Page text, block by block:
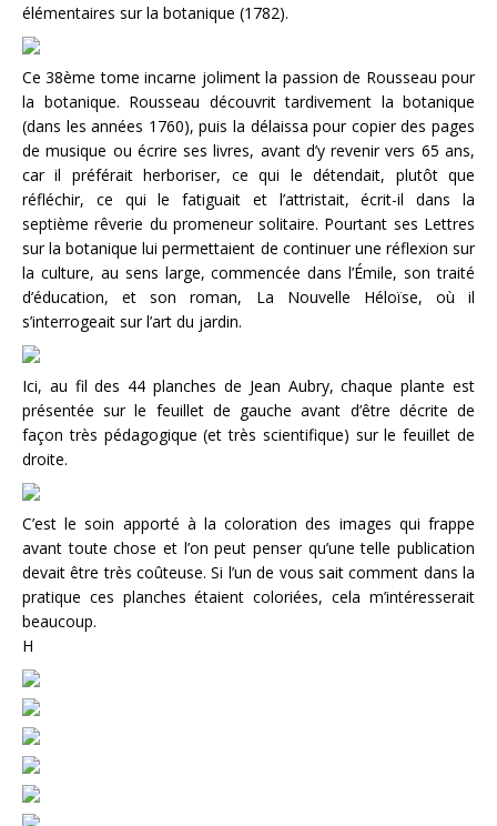
élémentaires sur la botanique (1782).
Ce 38ème tome incarne joliment la passion de Rousseau pour
la botanique. Rousseau découvrit tardivement la botanique
(dans les années 1760), puis la délaissa pour copier des pages
de musique ou écrire ses livres, avant d’y revenir vers 65 ans,
car il préférait herboriser, ce qui le détendait, plutôt que
réfléchir, ce qui le fatiguait et l’attristait, écrit-il dans la
septième rêverie du promeneur solitaire. Pourtant ses Lettres
sur la botanique lui permettaient de continuer une réflexion sur
la culture, au sens large, commencée dans l’Émile, son traité
d’éducation, et son roman, La Nouvelle Héloïse, où il
s’interrogeait sur l’art du jardin.
Ici, au fil des 44 planches de Jean Aubry, chaque plante est
présentée sur le feuillet de gauche avant d’être décrite de
façon très pédagogique (et très scientifique) sur le feuillet de
droite.
C’est le soin apporté à la coloration des images qui frappe
avant toute chose et l’on peut penser qu’une telle publication
devait être très coûteuse. Si l’un de vous sait comment dans la
pratique ces planches étaient coloriées, cela m’intéresserait
beaucoup.
H